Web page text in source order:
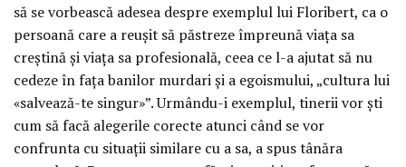
să se vorbească adesea despre exemplul lui Floribert, ca o
persoană care a reușit să păstreze împreună viața sa
creștină și viața sa profesională, ceea ce l-a ajutat să nu
cedeze în fața banilor murdari și a egoismului, „cultura lui
«salvează-te singur»”. Urmându-i exemplul, tinerii vor ști
cum să facă alegerile corecte atunci când se vor
confrunta cu situații similare cu a sa, a spus tânăra